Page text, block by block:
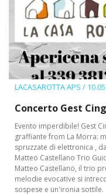
LACASAROTTA APS /
Concerto Gest
Evento imperdibile! Gest
graffiante from La Morra:
spruzzate di elettronica ,
Matteo Castellano Trio
Matteo Castellano, il trio
melodie evocative si
sospese e un'ironia sottile.